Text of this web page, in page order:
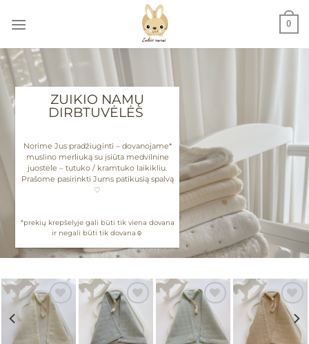
0
ZUIKIO NAMŲ
DIRBTUVĖLĖS
Norime Jus pradžiuginti – dovanojame*
muslino merliuką su įsiūta medvilnine
juostele – tutuko / kramtuko laikikliu.
Prašome pasirinkti Jums patikusią spalvą
♡
*prekių krepšelyje gali būti tik viena dovana
ir negali būti tik dovana☺︎
Mėgstamiausias Mėgstamiausias Mėgstamiausias
Mėgstamiausias
NETURIME